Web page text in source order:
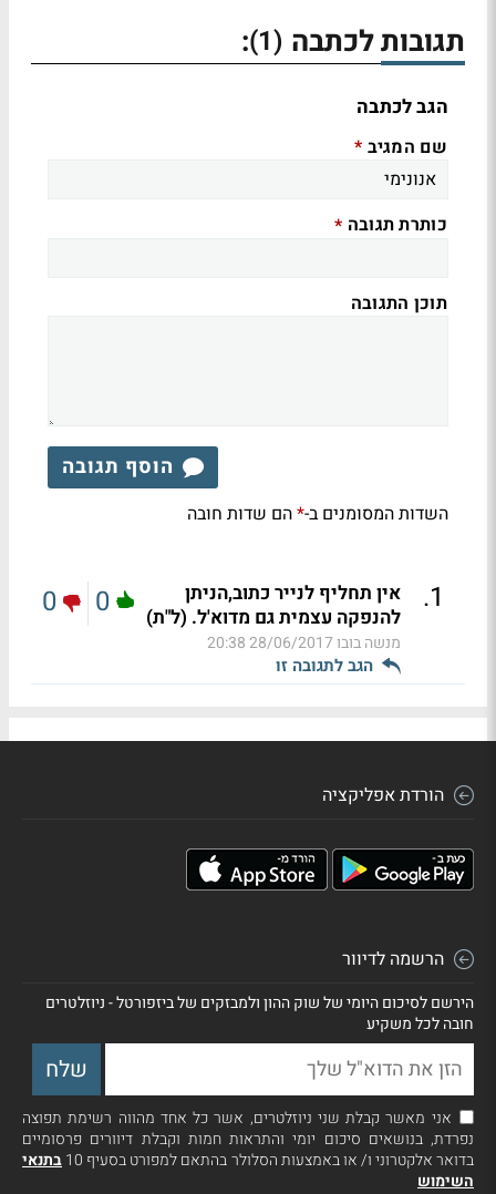
תגובות לכתבה (1)
:
הגב לכתבה
שם המגיב *
כותרת תגובה *
תוכן התגובה
הוסף תגובה
השדות המסומנים ב-*הם שדות חובה
1
.
אין תחליף לנייר כתוב,הניתן
להנפקה עצמית גם מדוא'ל. (ל"ת)
מנשה בובו28/06/2017 20:38
הגב לתגובה זו
0
0
הורדת אפליקציה
הרשמה לדיוור
הירשם לסיכום היומי של שוק ההון ולמבזקים של ביזפורטל - ניוזלטרים
חובה לכל משקיע
אני מאשר קבלת שני ניוזלטרים, אשר כל אחד מהווה רשימת תפוצה
נפרדת, בנושאים סיכום יומי והתראות חמות וקבלת דיוורים פרסומיים
בדואר אלקטרוני ו/ או באמצעות הסלולר בהתאם למפורט בסעיף 10
בתנאי
השימוש